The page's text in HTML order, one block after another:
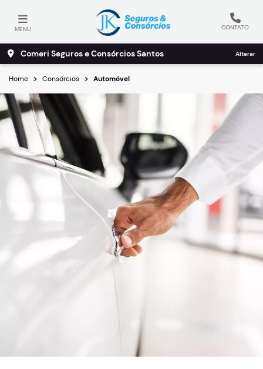
MENU CONTATO
Comeri Seguros e Consórcios Santos Alterar
Home Consórcios Automóvel